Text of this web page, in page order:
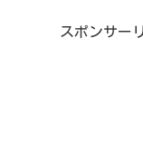
スポンサー